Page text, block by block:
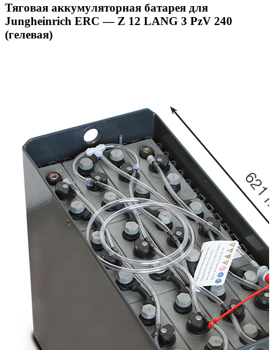
Тяговая аккумуляторная батарея для
Jungheinrich ERC — Z 12 LANG 3 PzV 240
(гелевая)